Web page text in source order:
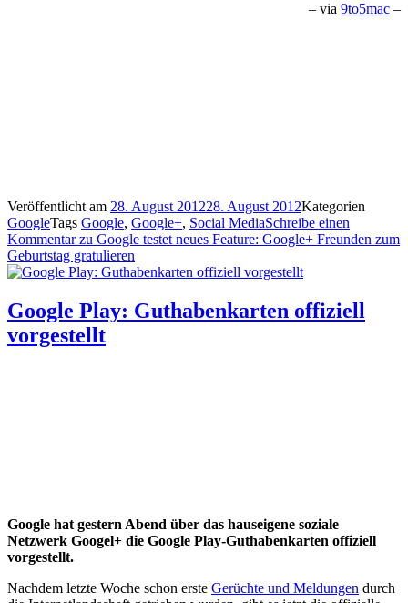
– via 9to5mac –
Veröffentlicht am 28. August 201228. August 2012Kategorien
GoogleTags Google, Google+, Social MediaSchreibe einen
Kommentarzu Google testet neues Feature: Google+ Freunden zum
Geburtstag gratulieren
Google Play: Guthabenkarten offiziell
vorgestellt
Google hat gestern Abend über das hauseigene soziale
Netzwerk Googel+ die Google Play-Guthabenkarten offiziell
vorgestellt.
Nachdem letzte Woche schon erste Gerüchte und Meldungen durch